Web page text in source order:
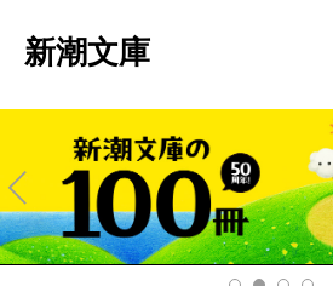
新潮文庫
Pre
v